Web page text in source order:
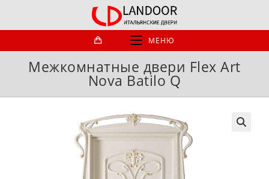
МЕНЮ
Межкомнатные двери Flex Art
Nova Batilo Q